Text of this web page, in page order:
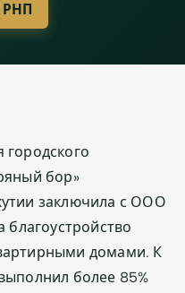
РНП
городского
бор»
заключила с ООО
благоустройство
домами. К
более 85%